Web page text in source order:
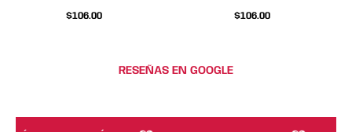
la
producto
$106.00la
producto
la
$106.00la
RESEÑAS EN GOOGLE